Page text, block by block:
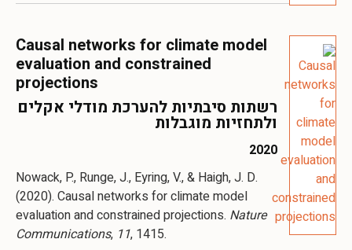
Causal networks for climate model
evaluation and constrained
projections
רשתות סיבתיות להערכת מודלי אקלים
ולתחזיות מוגבלות
2020
Nowack, P., Runge, J., Eyring, V., & Haigh, J. D.
(2020). Causal networks for climate model
evaluation and constrained projections. Nature
Communications, 11, 1415.